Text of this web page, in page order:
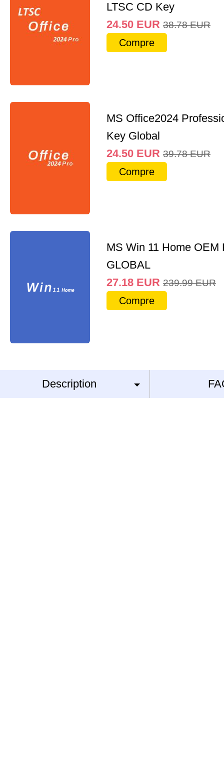
LTSC CD Key
24.50 EUR 38.78 EUR
Compre
MS Office2024
Key Global
24.50 EUR 39.78 EUR
Compre
MS Win 11 Home OEM
GLOBAL
27.18 EUR 239.99 EUR
Compre
Description